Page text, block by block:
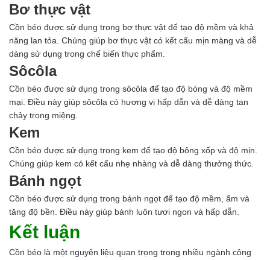
Bơ thực vật
Cồn béo được sử dụng trong bơ thực vật để tạo độ mềm và khả
năng lan tỏa. Chúng giúp bơ thực vật có kết cấu mịn màng và dễ
dàng sử dụng trong chế biến thực phẩm.
Sôcôla
Cồn béo được sử dụng trong sôcôla để tạo độ bóng và độ mềm
mại. Điều này giúp sôcôla có hương vị hấp dẫn và dễ dàng tan
chảy trong miệng.
Kem
Cồn béo được sử dụng trong kem để tạo độ bông xốp và độ mịn.
Chúng giúp kem có kết cấu nhẹ nhàng và dễ dàng thưởng thức.
Bánh ngọt
Cồn béo được sử dụng trong bánh ngọt để tạo độ mềm, ẩm và
tăng độ bền. Điều này giúp bánh luôn tươi ngon và hấp dẫn.
Kết luận
Cồn béo là một nguyên liệu quan trọng trong nhiều ngành công